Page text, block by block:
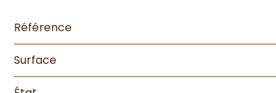
Référence
Surface